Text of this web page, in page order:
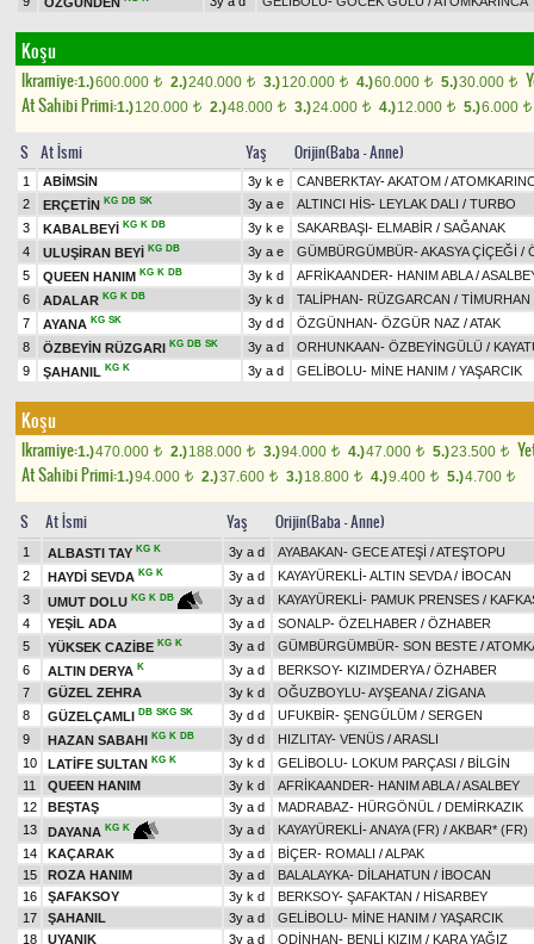
Koşu
Ikramiye:1.)600.000 t 2.)240.000 t 3.)120.000 t 4.)60.000 t 5.)30.000 t
At Sahibi Primi:1.)120.000 t 2.)48.000 t 3.)24.000 t 4.)12.000 t 5.)6.000 t
S At İsmi Yaş Orijin(Baba - Anne)
1 ABİMSİN 3y k e CANBERKTAY-AKATOM /
2
ERÇETİN KG DB SK 3y a e ALTINCI HİS- LEYLAK DALI / TURBO
3
KABALBEYİ KG K DB 3y k e SAKARBAŞI- ELMABİR / SAĞANAK
4
ULUŞİRAN BEYİ KG DB 3y a e GÜMBÜRGÜMBÜR-AKASYA ÇİÇEĞİ /
5
QUEEN HANIM KG K DB 3y k d AFRİKAANDER- HANIM ABLA/
6
ADALAR KG K DB 3y k d TALİPHAN- RÜZGARCAN / TİMURHAN
7
AYANA KG SK 3y d d ÖZGÜNHAN- ÖZGÜR NAZ /ATAK
8
ÖZBEYİN RÜZGARI KG DB SK 3y a d ORHUNKAAN- ÖZBEYİNGÜLÜ /
9
ŞAHANIL KG K 3y a d GELİBOLU- MİNE HANIM / YAŞARCIK
Koşu
Ikramiye:1.)470.000 t 2.)188.000 t 3.)94.000 t 4.)47.000 t 5.)23.500 t
At Sahibi Primi:1.)94.000 t 2.)37.600 t 3.)18.800 t 4.)9.400 t 5.)4.700 t
S At İsmi Yaş Orijin(Baba - Anne)
1 ALBASTI TAY KG K 3y a d AYABAKAN- GECE ATEŞİ /ATEŞTOPU
2
HAYDİ SEVDA KG K 3y a d KAYAYÜREKLİ-ALTIN SEVDA/ İBOCAN
3
UMUT DOLU KG K DB 3y a d KAYAYÜREKLİ- PAMUK PRENSES /
4
YEŞİL ADA 3y a d SONALP- ÖZELHABER / ÖZHABER
5
YÜKSEK CAZİBE KG K 3y a d GÜMBÜRGÜMBÜR- SON BESTE /
6
ALTIN DERYA K 3y a d BERKSOY- KIZIMDERYA/ ÖZHABER
7
GÜZEL ZEHRA 3y k d OĞUZBOYLU-AYŞEANA/ ZİGANA
8
GÜZELÇAMLI DB SKG SK 3y d d UFUKBİR- ŞENGÜLÜM / SERGEN
9
HAZAN SABAHI KG K DB 3y d d HIZLITAY- VENÜS /ARASLI
10
LATİFE SULTAN KG K 3y k d GELİBOLU- LOKUM PARÇASI / BİLGİN
11
QUEEN HANIM 3y k d AFRİKAANDER- HANIM ABLA/ASALBEY
12
BEŞTAŞ 3y a d MADRABAZ- HÜRGÖNÜL / DEMİRKAZIK
13
DAYANA KG K 3y a d KAYAYÜREKLİ-ANAYA (FR) /AKBAR* (FR)
14
KAÇARAK 3y a d BİÇER- ROMALI /ALPAK
15
ROZA HANIM 3y a d BALALAYKA- DİLAHATUN / İBOCAN
16
ŞAFAKSOY 3y k d BERKSOY- ŞAFAKTAN / HİSARBEY
17
ŞAHANIL 3y a d GELİBOLU- MİNE HANIM / YAŞARCIK
18
UYANIK 3y a d ODİNHAN- BENLİ KIZIM / KARA YAĞIZ